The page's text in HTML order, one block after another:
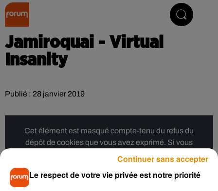
Jamiroquai - Virtual
Insanity
Publié : 28 janvier 2019
Cet élément est masqué compte-tenu du refus du
dépôt de cookies que vous avez exprimé. Si vous
Le respect de votre vie privée est notre priorité
Continuer sans accepter